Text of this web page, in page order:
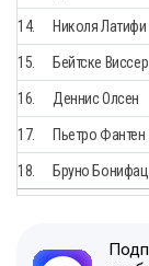
14. Николя Латифи
15. Бейтске Виссер
16. Деннис Олсен
17. Пьетро Фантен
18. Бруно